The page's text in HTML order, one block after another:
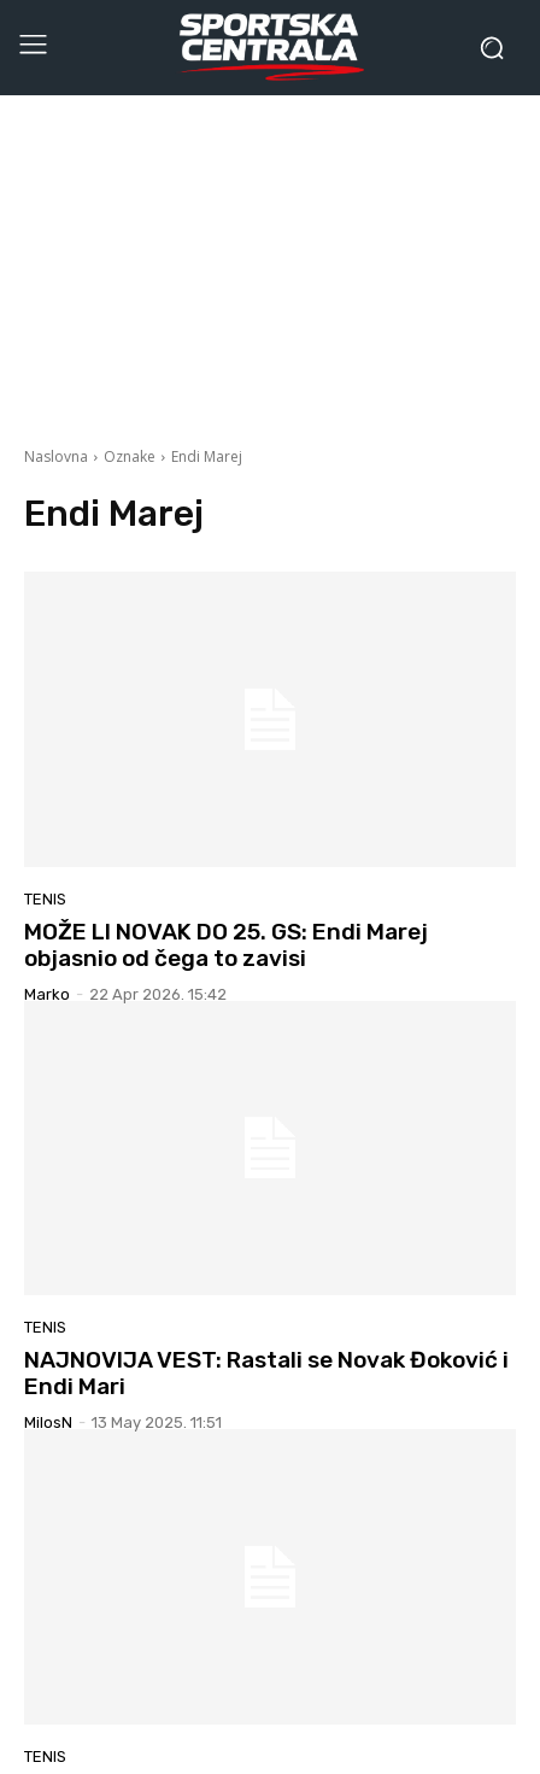
Naslovna Oznake Endi Marej
Endi Marej
TENIS
MOŽE LI NOVAK DO 25. GS: Endi Marej
objasnio od čega to zavisi
Marko - 22 Apr 2026. 15:42
TENIS
NAJNOVIJA VEST: Rastali se Novak Đoković i
Endi Mari
MilosN - 13 May 2025. 11:51
TENIS